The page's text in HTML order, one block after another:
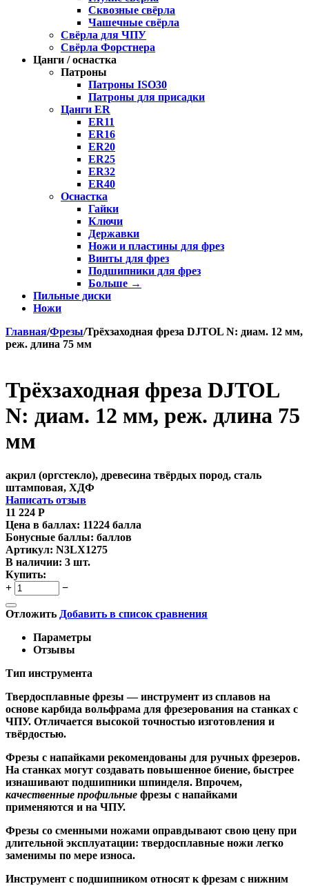
Сквозные свёрла
Чашечные свёрла
Свёрла для ЧПУ
Свёрла Форстнера
Цанги / оснастка
Патроны
Патроны ISO30
Патроны для присадки
Цанги ER
ER11
ER16
ER20
ER25
ER32
ER40
Оснастка
Гайки
Ключи
Державки
Ножи и пластины для фрез
Винты для фрез
Подшипники для фрез
Больше →
Пильные диски
Ножи
Главная/Фрезы/Трёхзаходная фреза DJTOL N: диам. 12 мм,
реж. длина 75 мм
Трёхзаходная фреза DJTOL
N: диам. 12 мм, реж. длина 75
мм
акрил (оргстекло), древесина твёрдых пород, сталь
штамповая, ХДФ
Написать отзыв
11 224 Р
Цена в баллах: 11224 балла
Бонусные баллы: баллов
Артикул: N3LX1275
В наличии: 3 шт.
Купить:
+
−
Отложить Добавить в список сравнения
Параметры
Отзывы
Тип инструмента
Твердосплавные фрезы — инструмент из сплавов на
основе карбида вольфрама для фрезерования на станках с
ЧПУ. Отличается высокой точностью изготовления и
твёрдостью.
Фрезы с напайками рекомендованы для ручных фрезеров.
На станках могут создавать повышенное биение, быстрее
изнашивают подшипники шпинделя. Впрочем,
качественные профильные фрезы с напайками
применяются и на ЧПУ.
Фрезы со сменными ножами оправдывают свою цену при
длительной эксплуатации: твердосплавные ножи легко
заменимы по мере износа.
Инструмент с подшипником относят к фрезам с нижним